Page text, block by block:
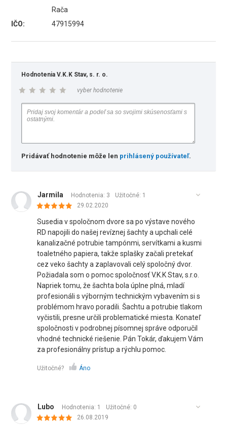
Rača
IČO:
47915994
Hodnotenia V.K.K Stav, s. r. o.
vyber hodnotenie
Pridávať hodnotenie môže len prihlásený používateľ.
Jarmila Hodnotenia: 3 Užitočné: 1
29.02.2020
Susedia v spoločnom dvore sa po výstave nového
RD napojili do našej revíznej šachty a upchali celé
kanalizačné potrubie tampónmi, servítkami a kusmi
toaletného papiera, takže splašky začali pretekať
cez veko šachty a zaplavovali celý spoločný dvor.
Požiadala som o pomoc spoločnosť V.K.K Stav, s.r.o.
Napriek tomu, že šachta bola úplne plná, mladí
profesionáli s výborným technickým vybavením si s
problémom hravo poradili. Šachtu a potrubie tlakom
vyčistili, presne určili problematické miesta. Konateľ
spoločnosti v podrobnej písomnej správe odporučil
vhodné technické riešenie. Pán Tokár, ďakujem Vám
za profesionálny prístup a rýchlu pomoc.
Užitočné? Áno
Lubo Hodnotenia: 1 Užitočné: 0
26.08.2019